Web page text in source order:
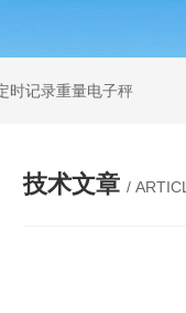
时记录重量电子秤
技术文章 /